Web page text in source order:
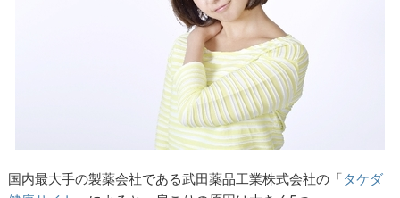
国内最大手の製薬会社である武田薬品工業株式会社の「タケダ